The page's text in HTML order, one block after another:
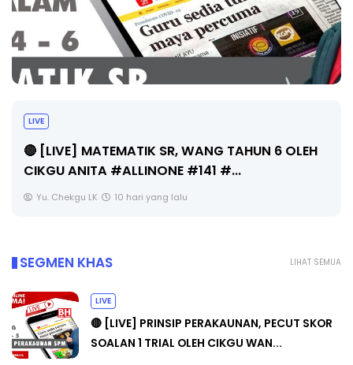
LIVE
🔴 [LIVE] MATEMATIK SR, WANG TAHUN 6 OLEH
CIKGU ANITA #ALLINONE #141 #...
Yu. Chekgu LK 10 hari yang lalu
LIHAT SEMUA
SEGMEN KHAS
LIVE
🔴 [LIVE] PRINSIP PERAKAUNAN, PECUT SKOR
SOALAN 1 TRIAL OLEH CIKGU WAN...